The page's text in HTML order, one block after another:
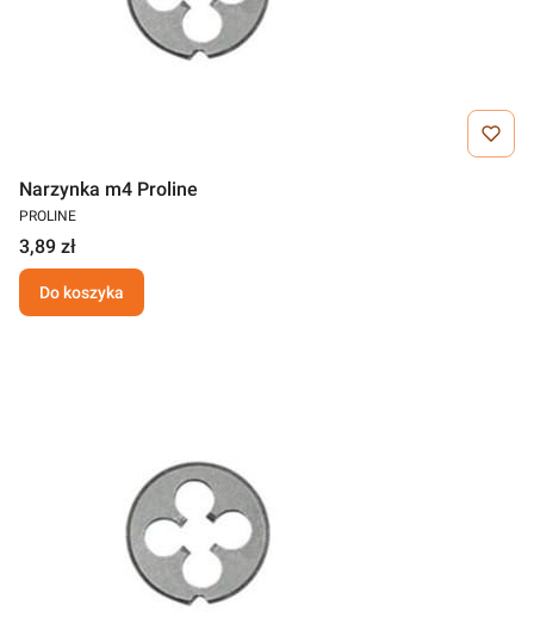
Narzynka m4 Proline
PROLINE
3,89 zł
Do koszyka